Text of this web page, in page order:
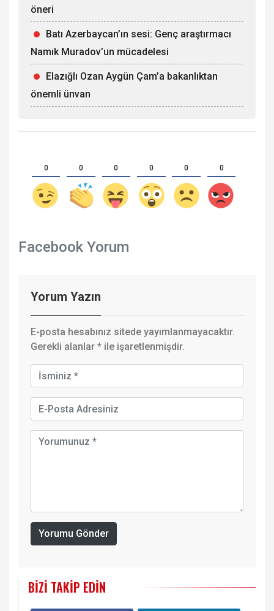
öneri
Batı Azerbaycan’ın sesi: Genç araştırmacı
Namık Muradov’un mücadelesi
Elazığlı Ozan Aygün Çam’a bakanlıktan
önemli ünvan
0 0 0 0 0 0
Facebook Yorum
Yorum Yazın
E-posta hesabınız sitede yayımlanmayacaktır.
Gerekli alanlar * ile işaretlenmişdir.
Yorumu Gönder
BIZI TAKIP EDIN